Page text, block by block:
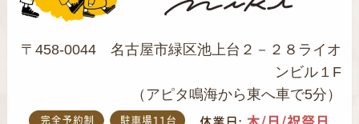
〒458-0044 名古屋市緑区池上台２－２８ライオ
ンビル１F
（アピタ鳴海から東へ車で5分）